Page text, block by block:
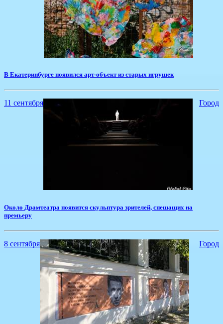
В Екатеринбурге появился арт-объект из старых игрушек
11 сентября Город
​Около Драмтеатра появится скульптура зрителей, спешащих на
премьеру
8 сентября Город